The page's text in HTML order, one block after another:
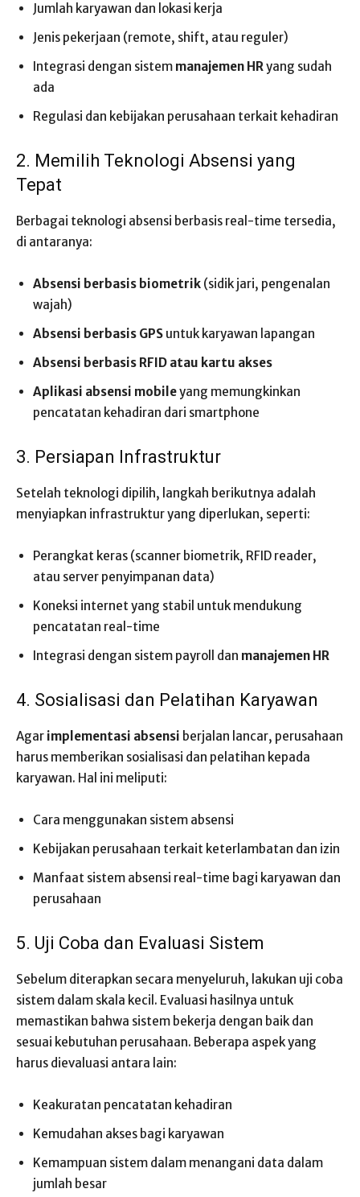
Jumlah karyawan dan lokasi kerja
Jenis pekerjaan (remote, shift, atau reguler)
Integrasi dengan sistem manajemen HRyang sudah
ada
Regulasi dan kebijakan perusahaan terkait kehadiran
2. Memilih Teknologi Absensi yang
Tepat
Berbagai teknologi absensi berbasis real-time tersedia,
di antaranya:
Absensi berbasis biometrik (sidik jari, pengenalan
wajah)
Absensi berbasis GPS untuk karyawan lapangan
Absensi berbasis RFID atau kartu akses
Aplikasi absensi mobileyang memungkinkan
pencatatan kehadiran dari smartphone
3. Persiapan Infrastruktur
Setelah teknologi dipilih, langkah berikutnya adalah
menyiapkan infrastruktur yang diperlukan, seperti:
Perangkat keras (scanner biometrik, RFID reader,
atau server penyimpanan data)
Koneksi internet yang stabil untuk mendukung
pencatatan real-time
Integrasi dengan sistem payroll dan manajemen HR
4. Sosialisasi dan Pelatihan Karyawan
Agar implementasi absensi berjalan lancar, perusahaan
harus memberikan sosialisasi dan pelatihan kepada
karyawan. Hal ini meliputi:
Cara menggunakan sistem absensi
Kebijakan perusahaan terkait keterlambatan dan izin
Manfaat sistem absensi real-time bagi karyawan dan
perusahaan
5. Uji Coba dan Evaluasi Sistem
Sebelum diterapkan secara menyeluruh, lakukan uji coba
sistem dalam skala kecil. Evaluasi hasilnya untuk
memastikan bahwa sistem bekerja dengan baik dan
sesuai kebutuhan perusahaan. Beberapa aspek yang
harus dievaluasi antara lain:
Keakuratan pencatatan kehadiran
Kemudahan akses bagi karyawan
Kemampuan sistem dalam menangani data dalam
jumlah besar